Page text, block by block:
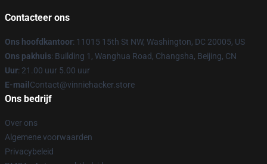
Contacteer ons
Ons hoofdkantoor: 11015 15th St NW, Washington, DC 20005, US
Ons pakhuis: Building 1, Wanghua Road, Changsha, Beijing, CN
Uur: 21.00 uur 5.00 uur
E-mail Contact@vinniehacker.store
Ons bedrijf
Over ons
Algemene voorwaarden
Privacybeleid